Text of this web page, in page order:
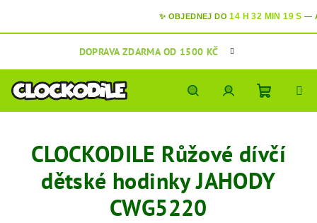
✨ OBJEDNEJ DO 14 H 32 MIN 18 S—AV
obsah
DOPRAVA ZDARMA OD 1500 KČ
HledatPřihlášeníNákupní
košík
CLOCKODILE Růžové dívčí
dětské hodinky JAHODY
CWG5220